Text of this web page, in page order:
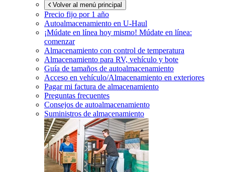
Volver al menú principal
Precio fijo por 1 año
Autoalmacenamiento en U-Haul
¡Múdate en línea hoy mismo! Múdate en línea:
comenzar
Almacenamiento con control de temperatura
Almacenamiento para RV, vehículo y bote
Guía de tamaños de autoalmacenamiento
Acceso en vehículo/Almacenamiento en exteriores
Pagar mi factura de almacenamiento
Preguntas frecuentes
Consejos de autoalmacenamiento
Suministros de almacenamiento